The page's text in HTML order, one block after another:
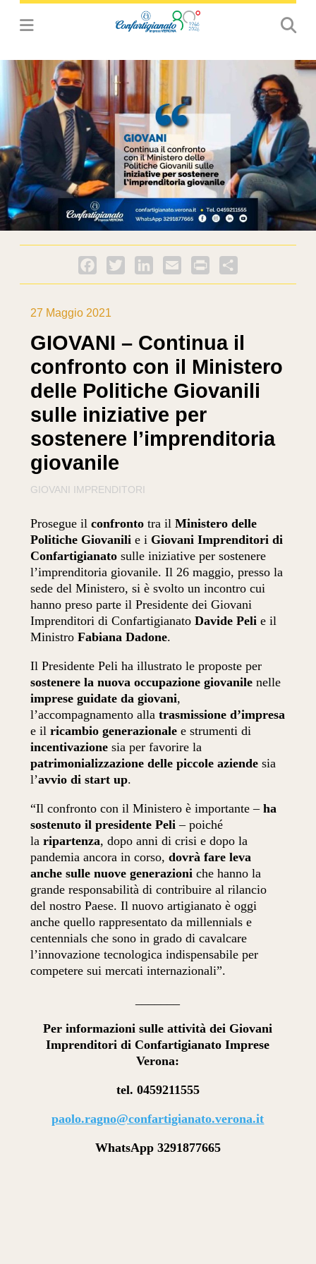
Facebook
Twitter LinkedInEmail PrintFriendly
27 Maggio 2021
GIOVANI – Continua il
confronto con il Ministero
delle Politiche Giovanili
sulle iniziative per
sostenere l’imprenditoria
giovanile
GIOVANI IMPRENDITORI
Prosegue ilconfronto tra ilMinistero delle
Politiche Giovanili e i Giovani Imprenditori di
Confartigianato sulle iniziative per sostenere
l’imprenditoria giovanile. Il 26 maggio, presso la
sede del Ministero, si è svolto un incontro cui
hanno preso parte il Presidente dei Giovani
Imprenditori di Confartigianato Davide Peli e il
MinistroFabiana Dadone.
Il Presidente Peli ha illustrato le proposte per
sostenere la nuova occupazione giovanile nelle
imprese guidate da giovani,
l’accompagnamento allatrasmissione d’impresa
e ilricambio generazionale e strumenti di
incentivazione sia per favorire la
patrimonializzazione delle piccole aziende sia
l’avvio di start up.
“Il confronto con il Ministero è importante –ha
sostenuto il presidente Peli – poiché
laripartenza, dopo anni di crisi e dopo la
pandemia ancora in corso,dovrà fare leva
anche sulle nuove generazioni che hanno la
grande responsabilità di contribuire al rilancio
del nostro Paese. Il nuovo artigianato è oggi
anche quello rappresentato da millennials e
centennials che sono in grado di cavalcare
l’innovazione tecnologica indispensabile per
competere sui mercati internazionali”.
Per informazioni sulle attività dei Giovani
Imprenditori di Confartigianato Imprese
Verona:
tel. 0459211555
paolo.ragno@confartigianato.verona.it
WhatsApp 3291877665